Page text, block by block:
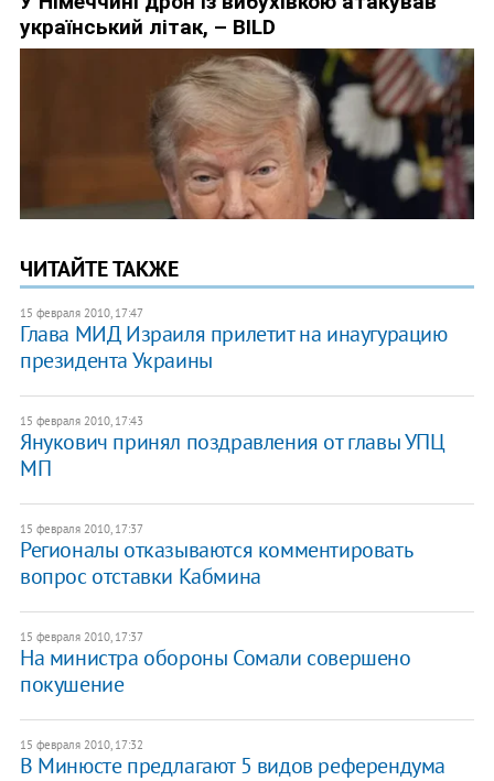
ЧИТАЙТЕ ТАКЖЕ
15 февраля 2010, 17:47
Глава МИД Израиля прилетит на инаугурацию
президента Украины
15 февраля 2010, 17:43
Янукович принял поздравления от главы УПЦ
МП
15 февраля 2010, 17:37
Регионалы отказываются комментировать
вопрос отставки Кабмина
15 февраля 2010, 17:37
На министра обороны Сомали совершено
покушение
15 февраля 2010, 17:32
В Минюсте предлагают 5 видов референдума